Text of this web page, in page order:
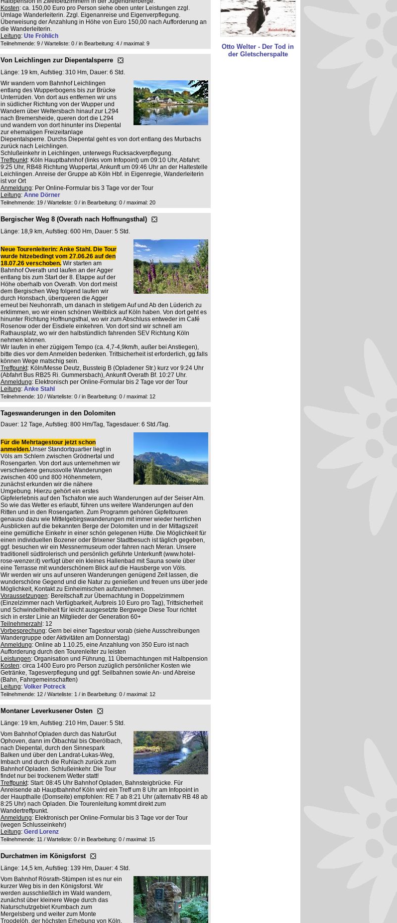
Kosten: ca. 150,00 Euro pro Person siehe oben unter Leistungen zzgl.
Umlage Wanderleiterin. Zzgl. Eigenanreise und Eigenverpflegung.
Überweisung der Anzahlung in Höhe von Euro 150,00 nach Aufforderung an
die Wanderleiterin.
Leitung: Ute Fröhlich
Teilnehmende: 9 / Warteliste: 0 / in Bearbeitung: 4 / maximal: 9
Von Leichlingen zur Diepentalsperre
Länge: 19 km, Aufstieg: 310 Hm, Dauer: 6 Std.
Wir wandern vom Bahnhof Leichlingen
entlang des Wupperbogens bis zur Brücke
Unterrüden. Von dort aus entfernen wir uns
in südlicher Richtung von der Wupper und
Wandern über Weltersbach hinauf zur L294
nach Bremersheide, queren dort die L294
und wandern von dort hinunter ins Diepental
zur ehemaligen Freizeitanlage
Diepentalsperre. Durchs Diepental geht es von dort entlang des Murbachs
zurück nach Leichlingen.
Schlußeinkehr in Leichlingen, unterwegs Rucksackverpflegung.
Treffpunkt: Köln Hauptbahnhof (links vom Infopoint) um 09:10 Uhr, Abfahrt:
9:25 Uhr, RB48 Richtung Wuppertal, Ankunft um 09:46 Uhr an der Haltestelle
Leichlingen. Anreise der Gruppe ab Köln Hbf. in Eigenregie, Wanderleiterin
ist vor Ort
Anmeldung: Per Online-Formular bis 3 Tage vor der Tour
Leitung: Anne Dörner
Teilnehmende: 19 / Warteliste: 0 / in Bearbeitung: 0 / maximal: 20
Bergischer Weg 8 (Overath nach Hoffnungsthal)
Länge: 18,9 km, Aufstieg: 600 Hm, Dauer: 5 Std.
Neue Tourenleiterin: Anke Stahl. Die Tour
wurde hitzebedingt vom 27.06.26 auf den
18.07.26 verschoben.Wir starten am
Bahnhof Overath und laufen an der Agger
entlang bis zum Start der 8. Etappe auf der
Höhe oberhalb von Overath. Von dort meist
dem Bergischen Weg folgend laufen wir
durch Honsbach, überqueren die Agger
erneut bei Neuhonrath, um danach in stetigem Auf und Ab den Lüderich zu
erklimmen, wo wir einen schönen Weitblick auf Köln haben. Von dort geht es
hinunter Richtung Hoffnungsthal, wo wir zum Abschluss entweder im Café
Rosenow oder der Eisdiele einkehren. Von dort sind wir schnell am
Rathausplatz, wo wir den halbstündlich fahrenden SEV Richtung Köln
nehmen können.
Wir laufen in eher zügigem Tempo (ca. 4,7-4,9km/h, außer bei Anstiegen),
bitte dies vor dem Anmelden bedenken. Trittsicherheit ist erforderlich, gg.falls
können Wege matschig sein.
Treffpunkt: Köln/Messe Deutz, Bussteig B (Opladener Str.) kurz vor 9:24 Uhr
(Abfahrt Bus RB25 Ri. Gummersbach), Ankunft Overath Bf. 10:27 Uhr.
Anmeldung: Elektronisch per Online-Formular bis 2 Tage vor der Tour
Leitung: Anke Stahl
Teilnehmende: 10 / Warteliste: 0 / in Bearbeitung: 0 / maximal: 12
Tageswanderungen in den Dolomiten
Dauer: 12 Tage, Aufstieg: 800 Hm/Tag, Tagesdauer: 6 Std./Tag.
Für die Mehrtagestour jetzt schon
anmelden.Unser Standortquartier liegt in
Völs am Schlern zwischen Grödnertal und
Rosengarten. Von dort aus unternehmen wir
verschiedene genussvolle Wanderungen
zwischen 400 und 800 Höhenmetern,
zunächst erkunden wir die nähere
Umgebung. Hierzu gehört ein erstes
Gipfelerlebnis auf den Tschafon wie auch Wanderungen auf der Seiser Alm.
So wie das Wetter es erlaubt, führen uns weitere Wanderungen auf den
Ritten und in den Rosengarten. Zum Programm gehören Gipfeltouren
genauso dazu wie Mittelgebirgswanderungen mit immer wieder herrlichen
Ausblicken auf die bekannten Berge der Dolomiten und in der Mittagszeit
eine gemütliche Einkehr in einer schön gelegenen Hütte. Die Möglichkeit für
einen individuellen Bozener oder Brixener Stadtbesuch ist täglich gegeben,
ggf. besuchen wir ein Messnermuseum oder fahren nach Meran. Unsere
traditionell südtirolerisch und persönlich geführte Unterkunft (www.hotel-
rose-wenzer.it) verfügt über ein kleines Hallenbad mit Sauna sowie über
eine Terrasse mit wunderschönem Blick auf die Hausberge von Völs.
Wir werden wir uns auf unseren Wanderungen genügend Zeit lassen, die
wunderschöne Gegend und die Natur zu genießen und freuen uns über jede
Möglichkeit, Kontakt zu Einheimischen aufzunehmen.
Voraussetzungen: Bereitschaft zur Übernachtung in Doppelzimmern
(Einzelzimmer nach Verfügbarkeit, Aufpreis 10 Euro pro Tag), Trittsicherheit
und Schwindelfreiheit für leicht ausgesetzte Bergwege Diese Tour richtet
sich in erster Linie an Mitglieder der Generation 60+
Teilnehmerzahl : 12
Vorbesprechung: Gern bei einer Tagestour vorab (siehe Ausschreibungen
Wandergruppe oder Aktivitäten am Donnerstag)
Anmeldung: Online ab 1.10.25, eine Anzahlung von 350 Euro ist nach
Aufforderung durch den Tourenleiter zu leisten
Leistungen: Organisation und Führung, 11 Übernachtungen mit Halbpension
Kosten: circa 1400 Euro pro Person zuzüglich persönlicher Kosten wie
Getränke, Tagesverpflegung und ggf. Seilbahnen sowie An- und Abreise
(Bahn, Fahrgemeinschaften)
Leitung: Volker Potreck
Teilnehmende: 12 / Warteliste: 1 / in Bearbeitung: 0 / maximal: 12
Montaner Leverkusener Osten
Länge: 19 km, Aufstieg: 210 Hm, Dauer: 5 Std.
Vom Bahnhof Opladen durch das NaturGut
Ophoven, dann im Ölbachtal bis Oberölbach,
nach Diepental, durch den Sinnespark
Balken und über den Landrat-Lukas-Weg,
Imbach und durch die Ruhlach zurück zum
Bahnhof Opladen. Schlußeinkehr. Die Tour
findet nur bei trockenem Wetter statt!
Treffpunkt: Start: 08:45 Uhr Bahnhof Opladen, Bahnsteigbrücke. Für
Anreisende ab Hauptbahnhof Köln wird ein Treff um 8 Uhr am Infopoint in
der Haupthalle (Domseite) empfohlen: RE 7 ab 8:21 Uhr (alternativ RB 48 ab
8:25 Uhr) nach Opladen. Die Tourenleitung kommt direkt zum
Wandertreffpunkt.
Anmeldung: Elektronisch per Online-Formular bis 3 Tage vor der Tour
(wegen Schlusseinkehr)
Leitung: Gerd Lorenz
Teilnehmende: 11 / Warteliste: 0 / in Bearbeitung: 0 / maximal: 15
Durchatmen im Königsforst
Länge: 14,5 km, Aufstieg: 139 Hm, Dauer: 4 Std.
Vom Bahnhof Rösrath-Stümpen ist es nur ein
kurzer Weg bis in den Königsforst. Wir
werden ausschließlich im Wald wandern,
zunächst über kleinere Wege durch das
Naturschutzgebiet Krumbach zum
Mergelsberg und weiter zum Monte
Troodelöh, der höchsten Erhebung von Köln.
Otto Welter - Der Tod in
der Gletscherspalte